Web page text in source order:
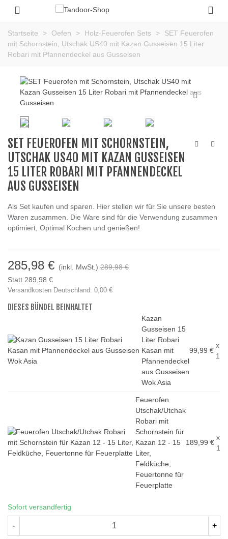
Startseite > Oefen > Holz-Feuerofen Sets >
SET Feuerofen
mit Schornstein, Utschak US40 mit Kazan Gusseisen 15 Liter
Robari mit Pfannendeckel aus Gusseisen
SET FEUEROFEN MIT SCHORNSTEIN,
UTSCHAK US40 MIT KAZAN GUSSEISEN
15 LITER ROBARI MIT PFANNENDECKEL
AUS GUSSEISEN
Als Set kaufen und sparen. Hier stellen wir für Sie unsere besten
Waren zusammen. Die Ware sind für die Verwendung zusammen
optimiert, Optimal Kochen und genießen!
285,98 € (inkl. MwSt.) 289,98 €
Statt 289,98 €
Versandkosten Deutschland: 0,00 €
DIESES BÜNDEL BEINHALTET
Kazan
Gusseisen 15
Liter Robari
Kasan mit
Pfannendeckel
aus Gusseisen
Wok Asia
99,99 €
x
1
Feuerofen
Utschak/Utchak
Robari mit
Schornstein für
Kazan 12 - 15
Liter,
Feldküche,
Feuertonne für
Feuerplatte
189,99 €
x
1
Sofort versandfertig
- +